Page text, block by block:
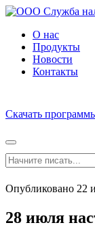
О нас
Продукты
Новости
Контакты
Скачать
Опубликовано 22
28 июля